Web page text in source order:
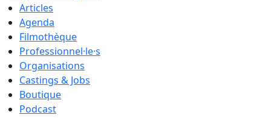
Articles
Agenda
Filmothèque
Professionnel·le·s
Organisations
Castings & Jobs
Boutique
Podcast